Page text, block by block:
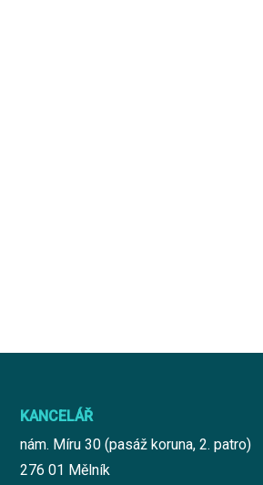
KANCELÁŘ
nám. Míru 30 (pasáž koruna, 2. patro)
276 01 Mělník